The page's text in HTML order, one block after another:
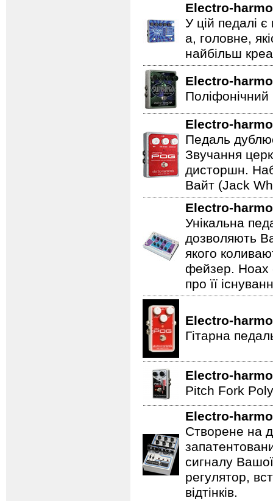
Electro-
У цій педалі
а, головне,
найбільш
Electro-
Поліфонічний
Electro-
Педаль
Звучання
дисторшн.
Вайт (Jack
Electro-
Унікальна
дозволяють
якого
фейзер. Hoax
про її
Electro-
Гітарна
Electro-
Pitch Fork
Electro-
Створене на
сигналу
регулятор,
відтінків.